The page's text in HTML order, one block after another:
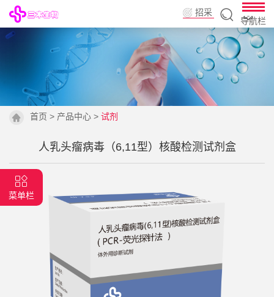
招采
导航栏
首页 > 产品中心 > 试剂
菜单栏
人乳头瘤病毒（6,11型）核酸检测试剂盒